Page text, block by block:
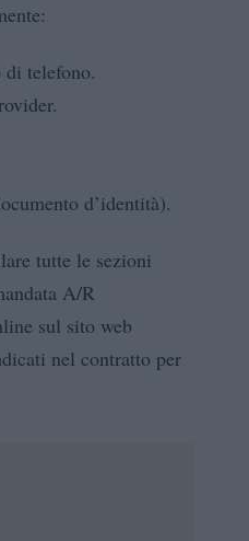
telefono.
d’identità).
tutte le sezioni
A/R
sul sito web
nel contratto per